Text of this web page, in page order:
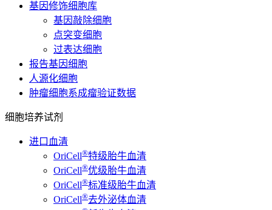
基因修饰细胞库
基因敲除细胞
点突变细胞
过表达细胞
报告基因细胞
人源化细胞
肿瘤细胞系成瘤验证数据
细胞培养试剂
进口血清
OriCell®特级胎牛血清
OriCell®优级胎牛血清
OriCell®标准级胎牛血清
OriCell®去外泌体血清